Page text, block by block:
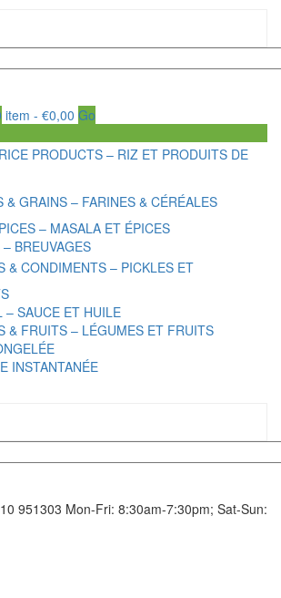
item - €0,00 Go
PRODUCTS – RIZ ET PRODUITS DE
& GRAINS – FARINES & CÉRÉALES
– MASALA ET ÉPICES
BREUVAGES
& CONDIMENTS – PICKLES ET
– SAUCE ET HUILE
& FRUITS – LÉGUMES ET FRUITS
INSTANTANÉE
951303 Mon-Fri: 8:30am-7:30pm; Sat-Sun: